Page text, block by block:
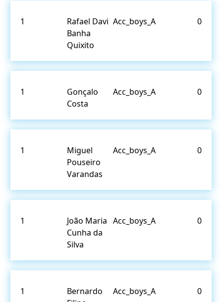
1
Rafael Davi
Banha
Quixito
Acc_boys_A 0
1
Gonçalo
Costa
Acc_boys_A 0
1
Miguel
Pouseiro
Varandas
Acc_boys_A 0
1
João Maria
Cunha da
Silva
Acc_boys_A 0
1
Bernardo
Acc_boys_A 0